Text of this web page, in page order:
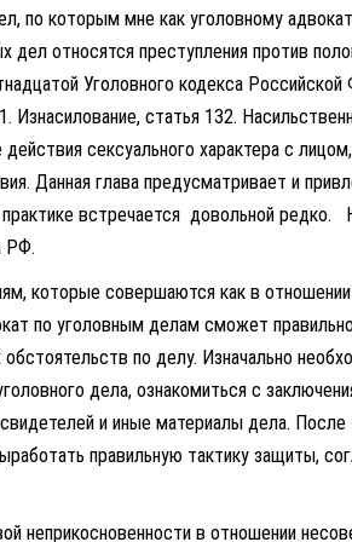
которым мне как уголовному
дел относятся преступления против
Уголовного кодекса Российской
статья 132.
сексуального характера с
Данная глава предусматривает и
встречается довольной редко.
РФ.
которые совершаются как в
по уголовным делам сможет
по делу. Изначально
дела, ознакомиться с
и иные материалы дела.
правильную тактику защиты,
неприкосновенности в отношении